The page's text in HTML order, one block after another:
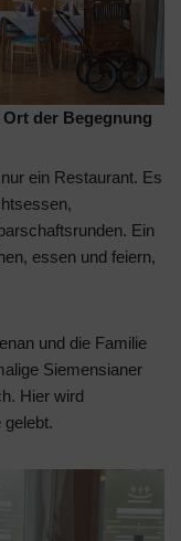
der Begegnung
ein Restaurant. Es
Ein
essen und feiern,
und die Familie
Siemensianer
Hier wird